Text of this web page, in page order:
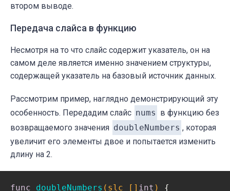
втором выводе.
Передача слайса в функцию
Несмотря на то что слайс содержит указатель, он на
самом деле является именно значением структуры,
содержащей указатель на базовый источник данных.
Рассмотрим пример, наглядно демонстрирующий эту
особенность. Передадим слайс nums в функцию без
возвращаемого значения doubleNumbers , которая
увеличит его элементы двое и попытается изменить
длину на 2.
func doubleNumbers (slc [] int )
{